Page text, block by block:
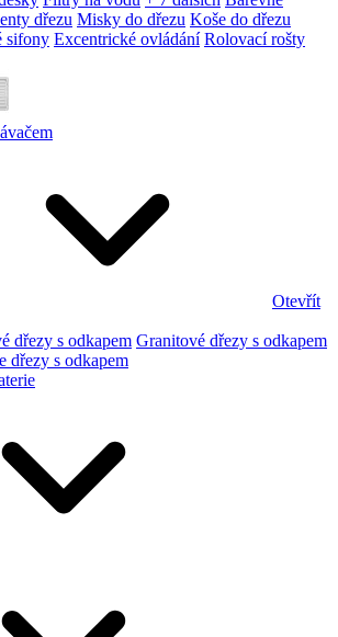
dřezu Misky do dřezu Koše do dřezu
sifony Excentrické ovládání Rolovací rošty
Otevřít
dřezy s odkapem Granitové dřezy s odkapem
dřezy s odkapem